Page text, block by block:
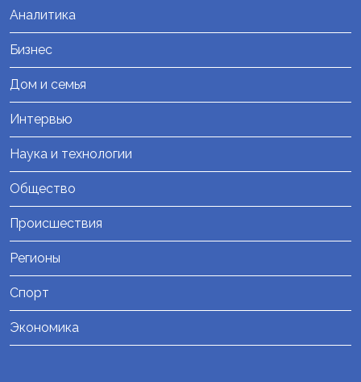
Аналитика
Бизнес
Дом и семья
Интервью
Наука и технологии
Общество
Происшествия
Регионы
Спорт
Экономика